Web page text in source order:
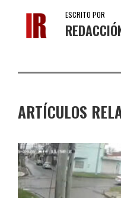
ESCRITO POR
ARTÍCULOS